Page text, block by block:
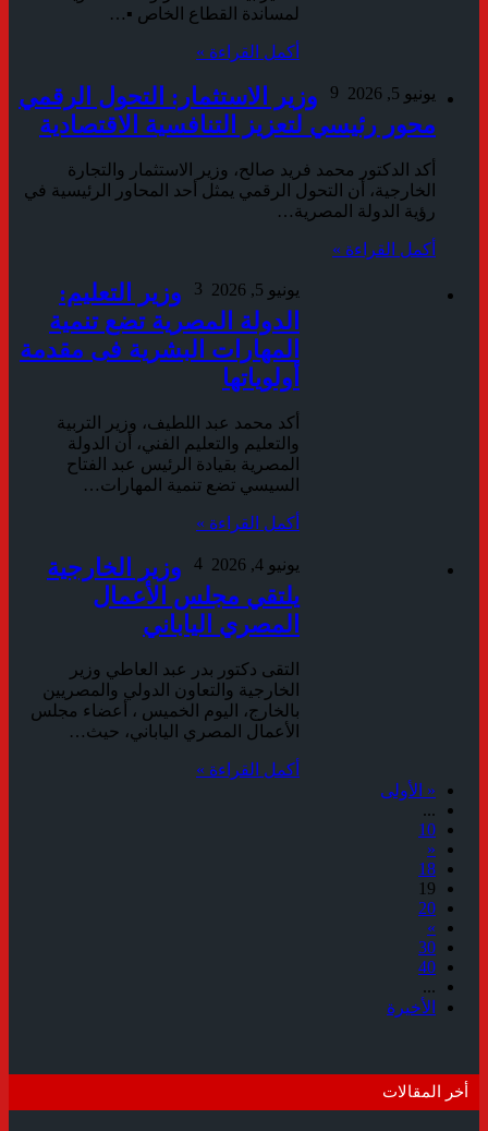
لمساندة القطاع الخاص ▪︎…
أكمل القراءة »
يونيو 5, 2026 9
وزير الاستثمار: التحول الرقمي
محور رئيسي لتعزيز التنافسية الاقتصادية
أكد الدكتور محمد فريد صالح، وزير الاستثمار والتجارة
الخارجية، أن التحول الرقمي يمثل أحد المحاور الرئيسية في
رؤية الدولة المصرية…
أكمل القراءة »
يونيو 5, 2026 3
وزير التعليم:
الدولة المصرية تضع تنمية
المهارات البشرية فى مقدمة
أولوياتها
أكد محمد عبد اللطيف، وزير التربية
والتعليم والتعليم الفني، أن الدولة
المصرية بقيادة الرئيس عبد الفتاح
السيسي تضع تنمية المهارات…
أكمل القراءة »
يونيو 4, 2026 4
وزير الخارجية
يلتقي مجلس الأعمال
المصري الياباني
التقى دكتور بدر عبد العاطي وزير
الخارجية والتعاون الدولي والمصريين
بالخارج، اليوم الخميس ، أعضاء مجلس
الأعمال المصري الياباني، حيث…
أكمل القراءة »
« الأولى
...
10
«
18
19
20
»
30
40
...
الأخيرة
أخر المقالات